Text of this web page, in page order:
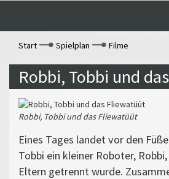
Start
Spielplan Filme
Robbi, Tobbi und
Robbi, Tobbi und das Fliewatüüt
Eines Tages landet vor den
Tobbi ein kleiner Roboter,
Eltern getrennt wurde.